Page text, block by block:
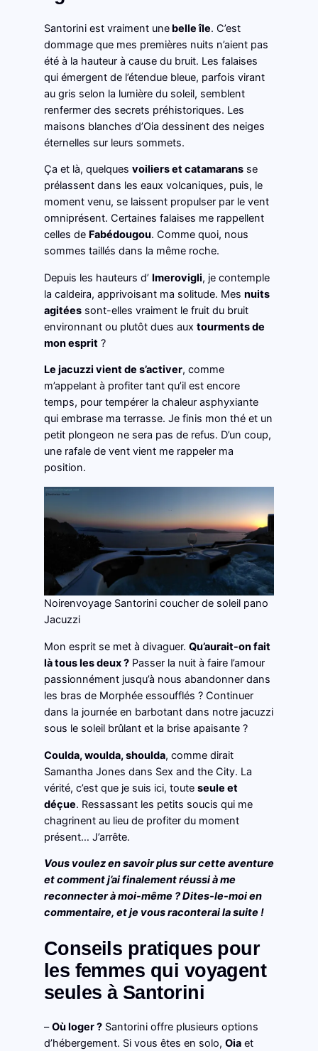
Santorini est vraiment unebelle île. C’est
dommage que mes premières nuits n’aient pas
été à la hauteur à cause du bruit. Les falaises
qui émergent de l’étendue bleue, parfois virant
au gris selon la lumière du soleil, semblent
renfermer des secrets préhistoriques. Les
maisons blanches d’Oia dessinent des neiges
éternelles sur leurs sommets.
Ça et là, quelques voiliers et catamaransse
prélassent dans les eaux volcaniques, puis, le
moment venu, se laissent propulser par le vent
omniprésent. Certaines falaises me rappellent
celles de Fabédougou. Comme quoi, nous
sommes taillés dans la même roche.
Depuis les hauteurs d’ Imerovigli, je contemple
la caldeira, apprivoisant ma solitude. Mes nuits
agitéessont-elles vraiment le fruit du bruit
environnant ou plutôt dues aux tourments de
mon esprit?
Le jacuzzi vient de s’activer, comme
m’appelant à profiter tant qu’il est encore
temps, pour tempérer la chaleur asphyxiante
qui embrase ma terrasse. Je finis mon thé et un
petit plongeon ne sera pas de refus. D’un coup,
une rafale de vent vient me rappeler ma
position.
Noirenvoyage Santorini coucher de soleil pano
Jacuzzi
Mon esprit se met à divaguer. Qu’aurait-on fait
là tous les deux ?Passer la nuit à faire l’amour
passionnément jusqu’à nous abandonner dans
les bras de Morphée essoufflés ? Continuer
dans la journée en barbotant dans notre jacuzzi
sous le soleil brûlant et la brise apaisante ?
Coulda, woulda, shoulda, comme dirait
Samantha Jones dans Sex and the City. La
vérité, c’est que je suis ici, toute seule et
déçue. Ressassant les petits soucis qui me
chagrinent au lieu de profiter du moment
présent… J’arrête.
Vous voulez en savoir plus sur cette aventure
et comment j’ai finalement réussi à me
reconnecter à moi-même ? Dites-le-moi en
commentaire, et je vous raconterai la suite !
Conseils pratiques pour
les femmes qui voyagent
seules à Santorini
–Où loger ?Santorini offre plusieurs options
d’hébergement. Si vous êtes en solo, Oiaet